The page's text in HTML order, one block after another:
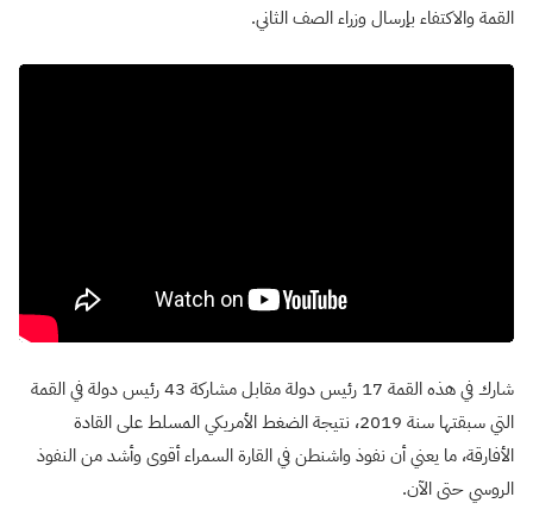
القمة والاكتفاء بإرسال وزراء الصف الثاني.
شارك في هذه القمة 17 رئيس دولة مقابل مشاركة 43 رئيس دولة في القمة
التي سبقتها سنة 2019، نتيجة الضغط الأمريكي المسلط على القادة
الأفارقة، ما يعني أن نفوذ واشنطن في القارة السمراء أقوى وأشد من النفوذ
الروسي حتى الآن.